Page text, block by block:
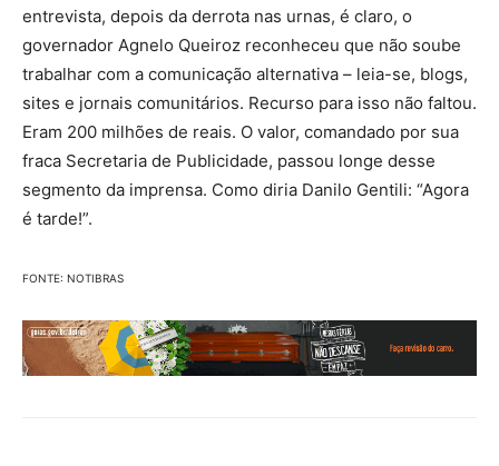
entrevista, depois da derrota nas urnas, é claro, o
governador Agnelo Queiroz reconheceu que não soube
trabalhar com a comunicação alternativa – leia-se, blogs,
sites e jornais comunitários. Recurso para isso não faltou.
Eram 200 milhões de reais. O valor, comandado por sua
fraca Secretaria de Publicidade, passou longe desse
segmento da imprensa. Como diria Danilo Gentili: “Agora
é tarde!”.
FONTE: NOTIBRAS